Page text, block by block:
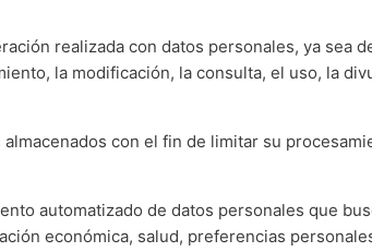
realizada con datos personales, ya sea
la modificación, la consulta, el uso, la
con el fin de limitar su
automatizado de datos personales que
económica, salud, preferencias